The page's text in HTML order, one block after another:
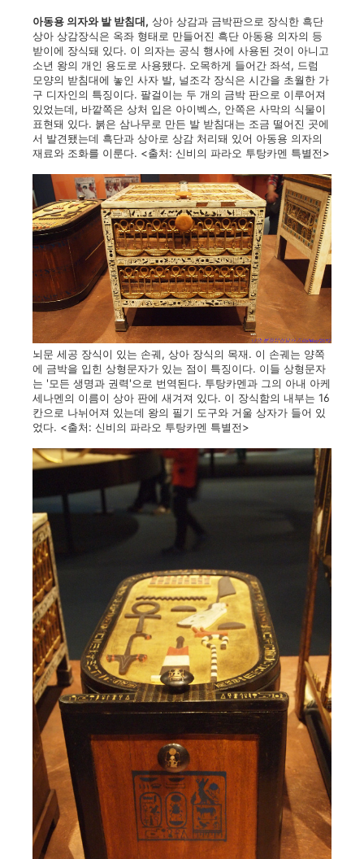
아동용 의자와 발 받침대, 상아 상감과 금박판으로 장식한 흑단
상아 상감장식은 옥좌 형태로 만들어진 흑단 아동용 의자의 등
받이에 장식돼 있다. 이 의자는 공식 행사에 사용된 것이 아니고
소년 왕의 개인 용도로 사용됐다. 오목하게 들어간 좌석, 드럼
모양의 받침대에 놓인 사자 발, 널조각 장식은 시간을 초월한 가
구 디자인의 특징이다. 팔걸이는 두 개의 금박 판으로 이루어져
있었는데, 바깥쪽은 상처 입은 아이벡스, 안쪽은 사막의 식물이
표현돼 있다. 붉은 삼나무로 만든 발 받침대는 조금 떨어진 곳에
서 발견됐는데 흑단과 상아로 상감 처리돼 있어 아동용 의자의
재료와 조화를 이룬다. <출처: 신비의 파라오 투탕카멘 특별전>
뇌문 세공 장식이 있는 손궤, 상아 장식의 목재. 이 손궤는 양쪽
에 금박을 입힌 상형문자가 있는 점이 특징이다. 이들 상형문자
는 '모든 생명과 권력'으로 번역된다. 투탕카멘과 그의 아내 아케
세나멘의 이름이 상아 판에 새겨져 있다. 이 장식함의 내부는 16
칸으로 나뉘어져 있는데 왕의 필기 도구와 거울 상자가 들어 있
었다. <출처: 신비의 파라오 투탕카멘 특별전>